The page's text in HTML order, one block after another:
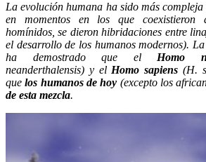
La evolución humana ha sido más compleja
en momentos en los que coexistieron
homínidos, se dieron hibridaciones entre
el desarrollo de los humanos modernos).
ha demostrado que elHomo
neanderthalensis) y el Homo sapiens (H.
que los humanos de hoy (excepto los
de esta mezcla.